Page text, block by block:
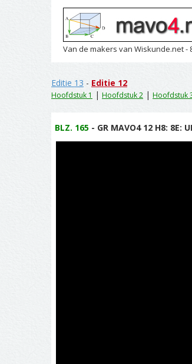
Van de makers van Wiskunde.net -
Editie 13 - Editie 12
Hoofdstuk 1 | Hoofdstuk 2 | Hoofdstuk
BLZ. 165 - GR MAVO4 12 H8: 8E: